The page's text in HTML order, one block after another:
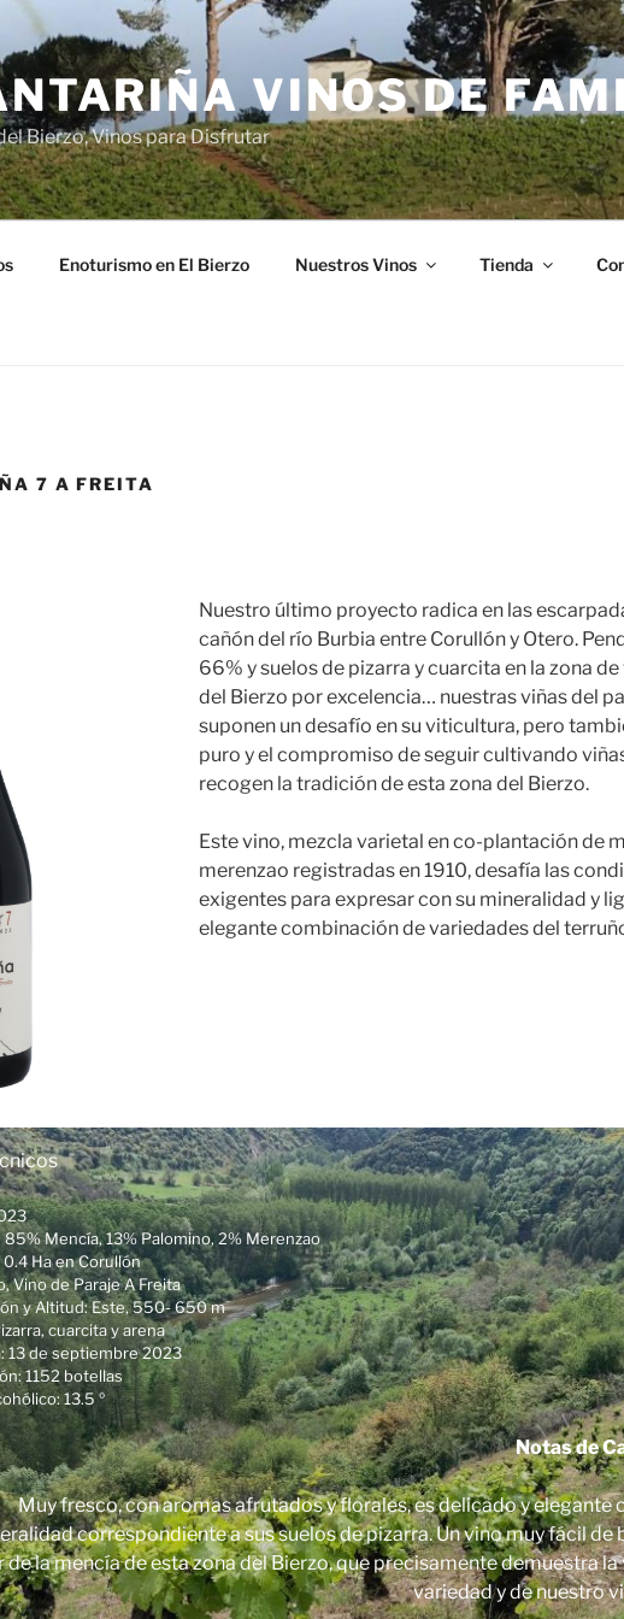
VINOS DE
Bierzo, Vinos para Disfrutar
Enoturismo en El Bierzo Nuestros Vinos Tienda
7 A FREITA
Nuestro último proyecto radica en las
cañón del río Burbia entre Corullón y Otero.
66% y suelos de pizarra y cuarcita en la zona
del Bierzo por excelencia… nuestras viñas del
suponen un desafío en su viticultura, pero
puro y el compromiso de seguir cultivando
recogen la tradición de esta zona del Bierzo.
Este vino, mezcla varietal en co-plantación de
merenzao registradas en 1910, desafía las
exigentes para expresar con su mineralidad y
elegante combinación de variedades del
85% Mencía, 13% Palomino, 2% Merenzao
0.4 Ha en Corullón
Vino de Paraje A Freita
y Altitud: Este, 550- 650 m
cuarcita y arena
13 de septiembre 2023
1152 botellas
13.5 º
Notas de
Muy fresco, con aromas afrutados y florales, es delicado y elegante
correspondiente a sus suelos de pizarra. Un vino muy fácil de
de la mencía de esta zona del Bierzo, que precisamente demuestra
variedad y de nuestro